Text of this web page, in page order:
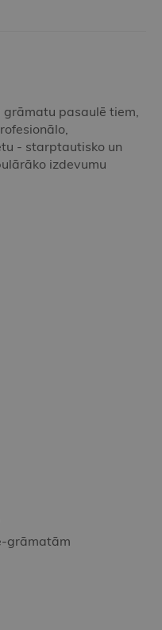
pasaulē tiem,
- starptautisko un
izdevumu
grāmatām